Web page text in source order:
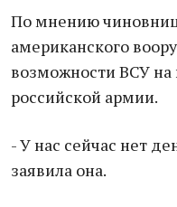
По мнению
американского
возможности ВСУ на
российской армии.
- У нас сейчас нет
заявила она.